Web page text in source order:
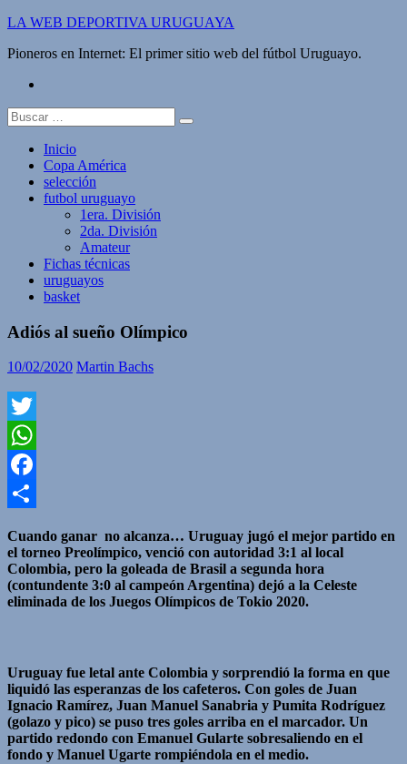
Saltar
contenido
LA WEB DEPORTIVA URUGUAYA
Pioneros en Internet: El primer sitio web del fútbol Uruguayo.
Buscar:
Inicio
Copa América
selección
futbol uruguayo
1era. División
2da. División
Amateur
Fichas técnicas
uruguayos
basket
Adiós al sueño Olímpico
10/02/2020 Martin Bachs
Twitter
WhatsApp
Facebook
Cuando ganar no alcanza… Uruguay jugó el mejor partido en
el torneo Preolímpico, venció con autoridad 3:1 al local
Colombia, pero la goleada de Brasil a segunda hora
(contundente 3:0 al campeón Argentina) dejó a la Celeste
eliminada de los Juegos Olímpicos de Tokio 2020.
Uruguay fue letal ante Colombia y sorprendió la forma en que
liquidó las esperanzas de los cafeteros. Con goles de Juan
Ignacio Ramírez, Juan Manuel Sanabria y Pumita Rodríguez
(golazo y pico) se puso tres goles arriba en el marcador. Un
partido redondo con Emanuel Gularte sobresaliendo en el
fondo y Manuel Ugarte rompiéndola en el medio.